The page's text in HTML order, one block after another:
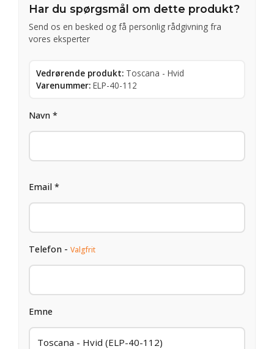
Har du spørgsmål om dette produkt?
Send os en besked og få personlig rådgivning fra
vores eksperter
Vedrørende produkt: Toscana - Hvid
Varenummer: ELP-40-112
Navn *
Email *
Telefon - Valgfrit
Emne